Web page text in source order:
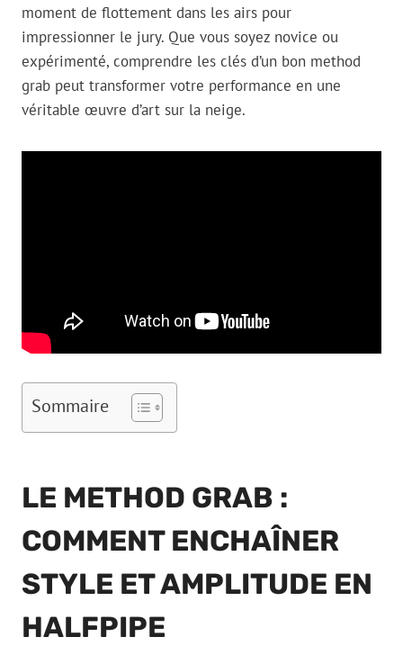
moment de flottement dans les airs pour
impressionner le jury. Que vous soyez novice ou
expérimenté, comprendre les clés d’un bon method
grab peut transformer votre performance en une
véritable œuvre d’art sur la neige.
Sommaire
LE METHOD GRAB :
COMMENT ENCHAÎNER
STYLE ET AMPLITUDE EN
HALFPIPE